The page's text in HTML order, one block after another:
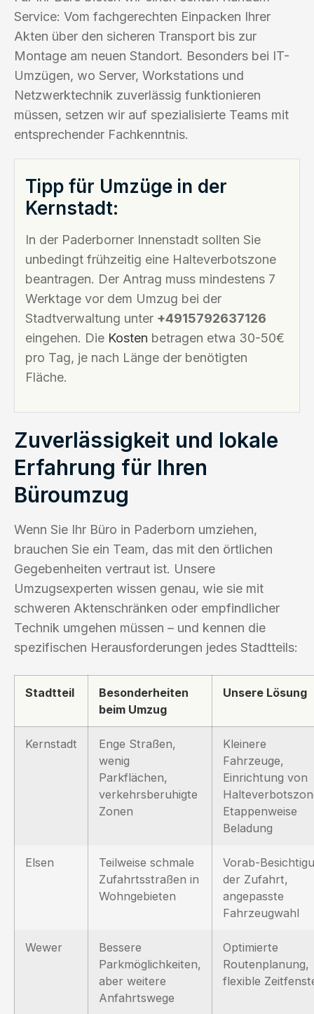
Service: Vom fachgerechten Einpacken Ihrer
Akten über den sicheren Transport bis zur
Montage am neuen Standort. Besonders bei IT-
Umzügen, wo Server, Workstations und
Netzwerktechnik zuverlässig funktionieren
müssen, setzen wir auf spezialisierte Teams mit
entsprechender Fachkenntnis.
Tipp für Umzüge in der
Kernstadt:
In der Paderborner Innenstadt sollten Sie
unbedingt frühzeitig eine Halteverbotszone
beantragen. Der Antrag muss mindestens 7
Werktage vor dem Umzug bei der
Stadtverwaltung unter +4915792637126
eingehen. Die Kosten betragen etwa 30-50€
pro Tag, je nach Länge der benötigten
Fläche.
Zuverlässigkeit und lokale
Erfahrung für Ihren
Büroumzug
Wenn Sie Ihr Büro in Paderborn umziehen,
brauchen Sie ein Team, das mit den örtlichen
Gegebenheiten vertraut ist. Unsere
Umzugsexperten wissen genau, wie sie mit
schweren Aktenschränken oder empfindlicher
Technik umgehen müssen – und kennen die
spezifischen Herausforderungen jedes Stadtteils:
Stadtteil
Besonderheiten
beim Umzug
Unsere Lösung
Kernstadt
Enge Straßen,
wenig
Parkflächen,
verkehrsberuhigte
Zonen
Kleinere
Fahrzeuge,
Einrichtung von
Etappenweise
Beladung
Elsen
Teilweise schmale
Zufahrtsstraßen in
Wohngebieten
Vorab-
der Zufahrt,
angepasste
Fahrzeugwahl
Wewer
Bessere
Parkmöglichkeiten,
aber weitere
Anfahrtswege
Optimierte
Routenplanung,
flexible